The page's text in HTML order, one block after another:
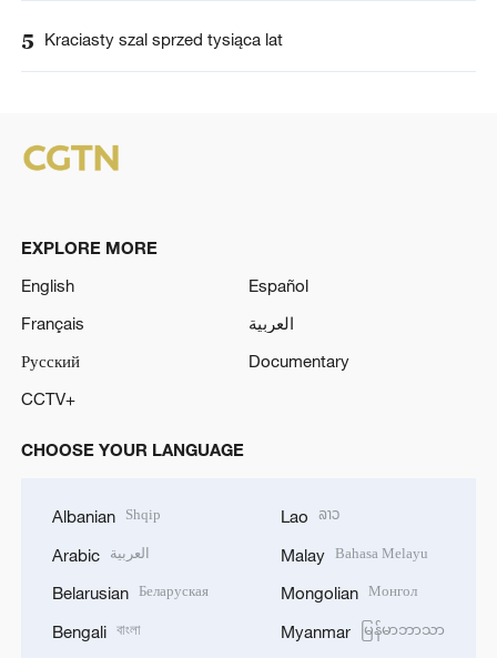
5 Kraciasty szal sprzed tysiąca lat
EXPLORE MORE
English
Español
Français
العربية
Русский
Documentary
CCTV+
CHOOSE YOUR LANGUAGE
Albanian Shqip
Arabic العربية
Belarusian Беларуская
Bengali বাংলা
Lao ລາວ
Malay Bahasa Melayu
Mongolian Монгол
Myanmar မြန်မာဘာသာ